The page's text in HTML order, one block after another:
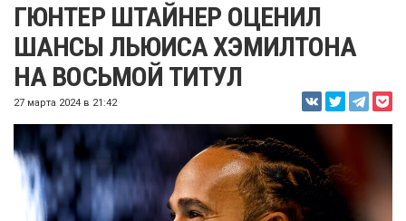
ГЮНТЕР ШТАЙНЕР ОЦЕНИЛ
ШАНСЫ ЛЬЮИСА ХЭМИЛТОНА
НА ВОСЬМОЙ ТИТУЛ
27 марта 2024 в 21:42